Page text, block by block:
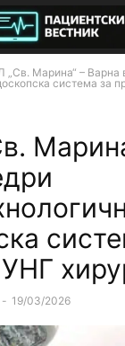
Марина“ – Варна
система за
- 19/03/2026